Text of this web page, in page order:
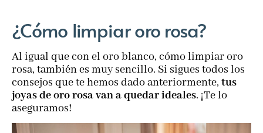
¿Cómo limpiar oro rosa?
Al igual que con el oro blanco, cómo limpiar oro
rosa, también es muy sencillo. Si sigues todos los
consejos que te hemos dado anteriormente, tus
joyas de oro rosa van a quedar ideales. ¡Te lo
aseguramos!